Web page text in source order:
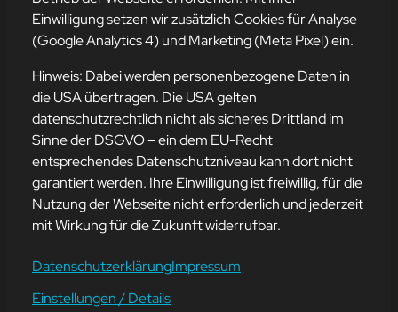
Adresse
mission-webstyle oHG
Bürgermeister-Regitz-Straße 40
66539 Neunkirchen
E-Mail:kontakt@mission-webstyle.de
Navigation
Webseitenerstellung
Webseite mieten
Webseiten Betreuung
Über Uns
Kontakt
Leistungen
Einwilligung setzen wir zusätzlich Cookies für Analyse
(Google Analytics 4) und Marketing (Meta Pixel) ein.
Hinweis: Dabei werden personenbezogene Daten in
die USA übertragen. Die USA gelten
datenschutzrechtlich nicht als sicheres Drittland im
Sinne der DSGVO – ein dem EU-Recht
entsprechendes Datenschutzniveau kann dort nicht
garantiert werden. Ihre Einwilligung ist freiwillig, für die
Nutzung der Webseite nicht erforderlich und jederzeit
mit Wirkung für die Zukunft widerrufbar.
DatenschutzerklärungImpressum
Einstellungen / Details